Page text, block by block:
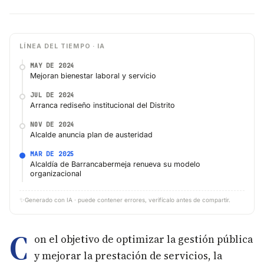
LÍNEA DEL TIEMPO · IA
MAY DE 2024
Mejoran bienestar laboral y servicio
JUL DE 2024
Arranca rediseño institucional del Distrito
NOV DE 2024
Alcalde anuncia plan de austeridad
MAR DE 2025
Alcaldía de Barrancabermeja renueva su modelo
organizacional
✨ Generado con IA · puede contener errores, verifícalo antes de compartir.
C on el objetivo de optimizar la gestión pública
y mejorar la prestación de servicios, la